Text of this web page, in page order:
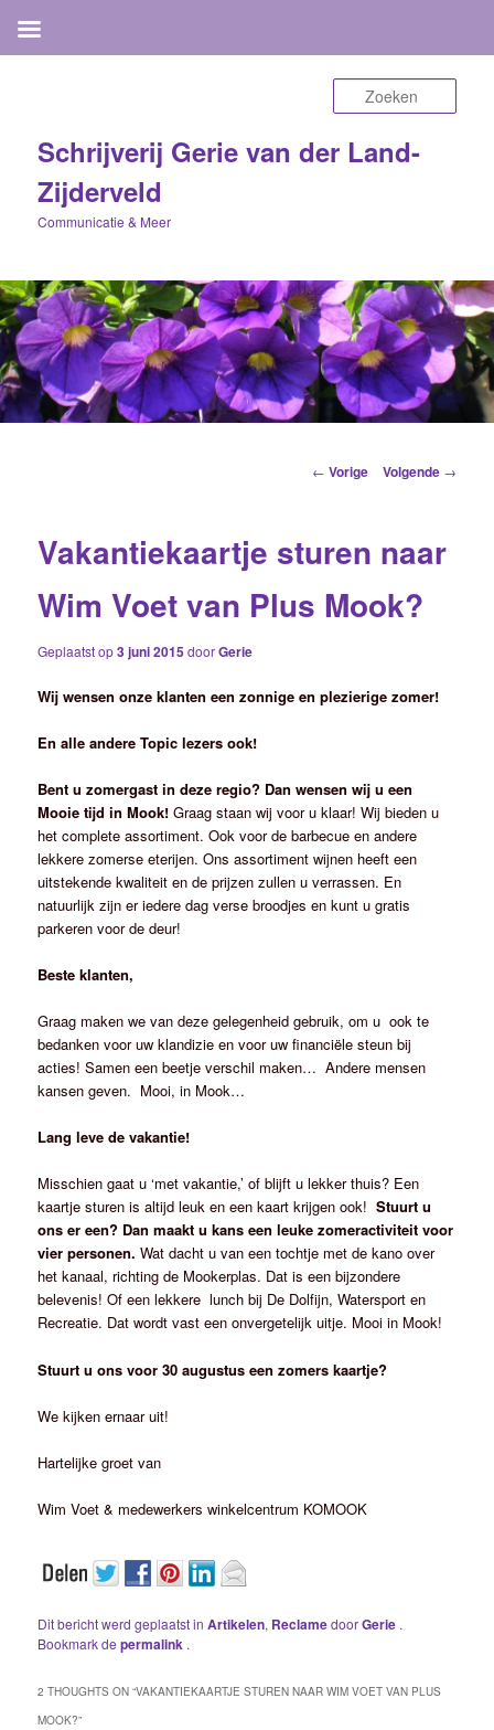
Schrijverij Gerie van der Land-
Zijderveld
Communicatie & Meer
Berichtnavigatie
← Vorige Volgende →
Vakantiekaartje sturen naar
Wim Voet van Plus Mook?
Geplaatst op3 juni 2015 doorGerie
Wij wensen onze klanten een zonnige en plezierige zomer!
En alle andere Topic lezers ook!
Bent u zomergast in deze regio? Dan wensen wij u een
Mooie tijd in Mook!Graag staan wij voor u klaar! Wij bieden u
het complete assortiment. Ook voor de barbecue en andere
lekkere zomerse eterijen. Ons assortiment wijnen heeft een
uitstekende kwaliteit en de prijzen zullen u verrassen. En
natuurlijk zijn er iedere dag verse broodjes en kunt u gratis
parkeren voor de deur!
Beste klanten,
Graag maken we van deze gelegenheid gebruik, om u ook te
bedanken voor uw klandizie en voor uw financiële steun bij
acties! Samen een beetje verschil maken… Andere mensen
kansen geven. Mooi, in Mook…
Lang leve de vakantie!
Misschien gaat u ‘met vakantie,’ of blijft u lekker thuis? Een
kaartje sturen is altijd leuk en een kaart krijgen ook!Stuurt u
ons er een? Dan maakt u kans een leuke zomeractiviteit voor
vier personen. Wat dacht u van een tochtje met de kano over
het kanaal, richting de Mookerplas. Dat is een bijzondere
belevenis! Of een lekkere lunch bij De Dolfijn, Watersport en
Recreatie. Dat wordt vast een onvergetelijk uitje. Mooi in Mook!
Stuurt u ons voor 30 augustus een zomers kaartje?
We kijken ernaar uit!
Hartelijke groet van
Wim Voet & medewerkers winkelcentrum KOMOOK
Dit bericht werd geplaatst inArtikelen, ReclamedoorGerie .
Bookmark depermalink .
2 THOUGHTS ON “VAKANTIEKAARTJE STUREN NAAR WIM VOET VAN PLUS
MOOK?”